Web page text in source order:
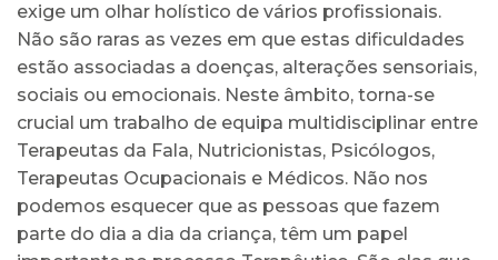
exige um olhar holístico de vários profissionais.
Não são raras as vezes em que estas dificuldades
estão associadas a doenças, alterações sensoriais,
sociais ou emocionais. Neste âmbito, torna-se
crucial um trabalho de equipa multidisciplinar entre
Terapeutas da Fala, Nutricionistas, Psicólogos,
Terapeutas Ocupacionais e Médicos. Não nos
podemos esquecer que as pessoas que fazem
parte do dia a dia da criança, têm um papel